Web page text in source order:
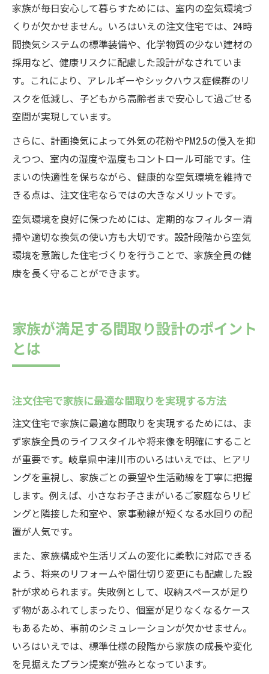
家族が毎日安心して暮らすためには、室内の空気環境づ
くりが欠かせません。いろはいえの注文住宅では、24時
間換気システムの標準装備や、化学物質の少ない建材の
採用など、健康リスクに配慮した設計がなされていま
す。これにより、アレルギーやシックハウス症候群のリ
スクを低減し、子どもから高齢者まで安心して過ごせる
空間が実現しています。
さらに、計画換気によって外気の花粉やPM2.5の侵入を抑
えつつ、室内の湿度や温度もコントロール可能です。住
まいの快適性を保ちながら、健康的な空気環境を維持で
きる点は、注文住宅ならではの大きなメリットです。
空気環境を良好に保つためには、定期的なフィルター清
掃や適切な換気の使い方も大切です。設計段階から空気
環境を意識した住宅づくりを行うことで、家族全員の健
康を長く守ることができます。
家族が満足する間取り設計のポイント
とは
注文住宅で家族に最適な間取りを実現する方法
注文住宅で家族に最適な間取りを実現するためには、ま
ず家族全員のライフスタイルや将来像を明確にすること
が重要です。岐阜県中津川市のいろはいえでは、ヒアリ
ングを重視し、家族ごとの要望や生活動線を丁寧に把握
します。例えば、小さなお子さまがいるご家庭ならリビ
ングと隣接した和室や、家事動線が短くなる水回りの配
置が人気です。
また、家族構成や生活リズムの変化に柔軟に対応できる
よう、将来のリフォームや間仕切り変更にも配慮した設
計が求められます。失敗例として、収納スペースが足り
ず物があふれてしまったり、個室が足りなくなるケース
もあるため、事前のシミュレーションが欠かせません。
いろはいえでは、標準仕様の段階から家族の成長や変化
を見据えたプラン提案が強みとなっています。